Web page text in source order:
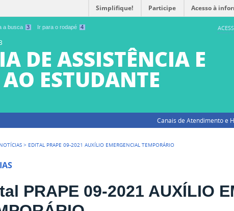
a busca 3 Ir para o rodapé 4
Simplifique! Participe Acesso à
DE ASSISTÊNCIA E
ESTUDANTE
Canais de Atendimento e
NOTÍCIAS > EDITAL PRAPE 09-2021 AUXÍLIO EMERGENCIAL TEMPORÁRIO
PRAPE 09-2021 AUXÍLIO